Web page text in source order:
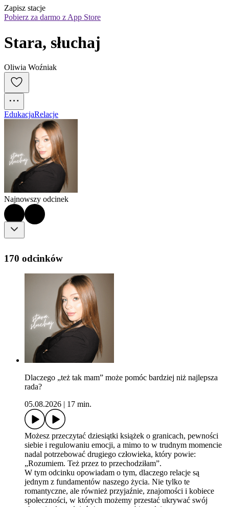
Zapisz stacje
Pobierz za darmo z App Store
Stara, słuchaj
Oliwia Woźniak
EdukacjaRelacje
Najnowszy odcinek
170 odcinków
Dlaczego „też tak mam” może pomóc bardziej niż najlepsza
rada?
05.08.2026
17 min.
Możesz przeczytać dziesiątki książek o granicach, pewności
siebie i regulowaniu emocji, a mimo to w trudnym momencie
nadal potrzebować drugiego człowieka, który powie:
„Rozumiem. Też przez to przechodziłam”.
W tym odcinku opowiadam o tym, dlaczego relacje są
jednym z fundamentów naszego życia. Nie tylko te
romantyczne, ale również przyjaźnie, znajomości i kobiece
społeczności, w których możemy przestać ukrywać swój